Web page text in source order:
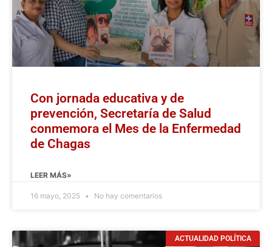
Con jornada educativa y de
prevención, Secretaría de Salud
conmemora el Mes de la Enfermedad
de Chagas
LEER MÁS»
16 mayo, 2025 No hay comentarios
ACTUALIDAD POLÍTICA